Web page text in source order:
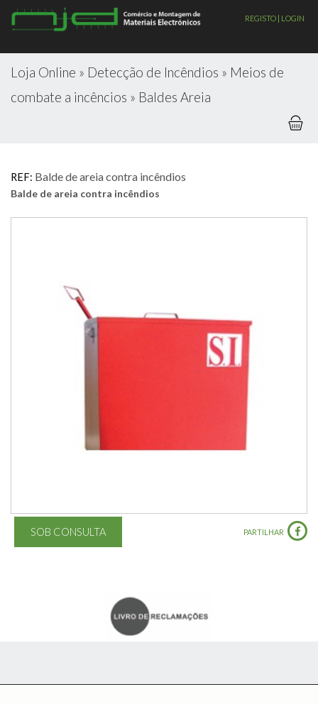
REGISTO | LOGIN
Loja Online » Detecção de Incêndios » Meios de
combate a incêncios » Baldes Areia
REF: Balde de areia contra incêndios
Balde de areia contra incêndios
SOB CONSULTA PARTILHAR